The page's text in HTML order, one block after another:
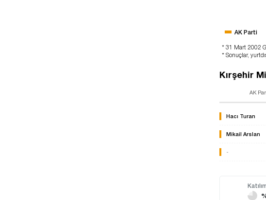
AK Parti
* 31 Mart 2002
* Sonuçlar,
Kırşehir
AK
Hacı Turan
Mikail Arslan
-